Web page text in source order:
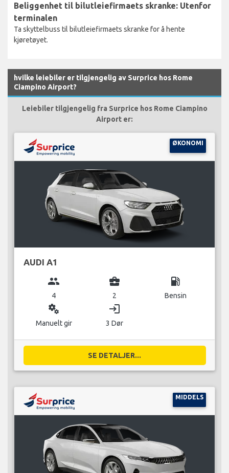
Beliggenhet til bilutleiefirmaets skranke: Utenfor
terminalen
Ta skyttelbuss til bilutleiefirmaets skranke for å hente
kjøretøyet.
hvilke leiebiler er tilgjengelig av Surprice hos Rome
Ciampino Airport?
Leiebiler tilgjengelig fra Surprice hos Rome Ciampino
Airport er:
ØKONOMI
AUDI A1
group
4
business_center
2
local_gas_station
Bensin
miscellaneous_services
Manuelt gir
login
3 Dør
SE DETALJER...
MIDDELS